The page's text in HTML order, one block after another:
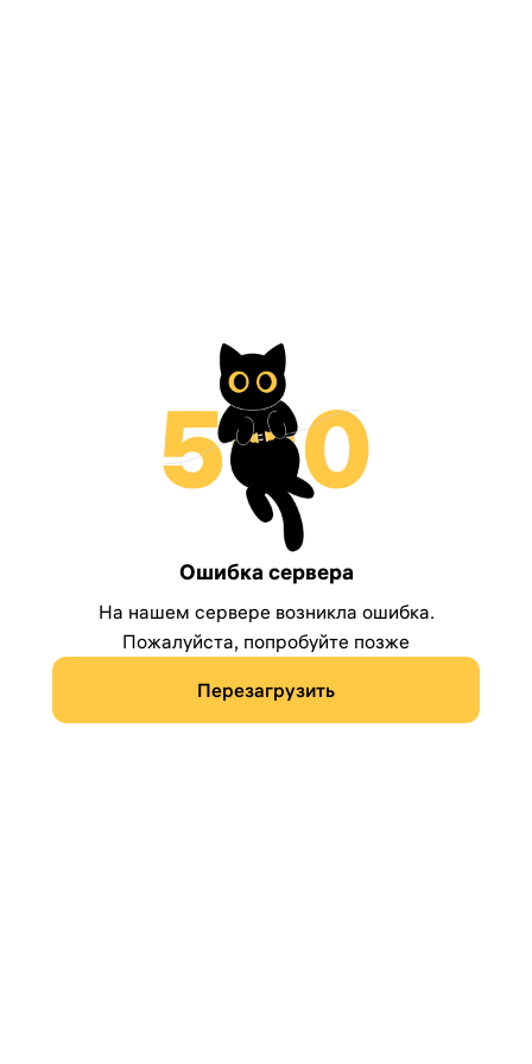
Ошибка сервера
На нашем сервере возникла ошибка.
Пожалуйста, попробуйте позже
Перезагрузить